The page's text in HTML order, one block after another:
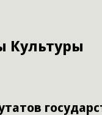
Культуры